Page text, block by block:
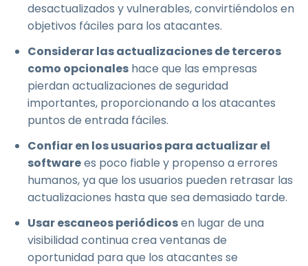
desactualizados y vulnerables, convirtiéndolos en
objetivos fáciles para los atacantes.
Considerar las actualizaciones de terceros
como opcionales hace que las empresas
pierdan actualizaciones de seguridad
importantes, proporcionando a los atacantes
puntos de entrada fáciles.
Confiar en los usuarios para actualizar el
softwarees poco fiable y propenso a errores
humanos, ya que los usuarios pueden retrasar las
actualizaciones hasta que sea demasiado tarde.
Usar escaneos periódicosen lugar de una
visibilidad continua crea ventanas de
oportunidad para que los atacantes se